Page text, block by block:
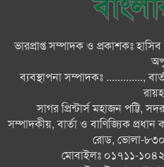
ভারত জুলাই
জাতিসংঘে
জুলাইয়ে
ভারপ্রাপ্ত সম্পাদক ও প্রকাশকঃ
ব্যবস্থাপনা সম্পাদকঃ .............,
সাগর প্রিন্টার্স মহাজন পট্টি,
সম্পাদকীয়, বার্তা ও বাণিজ্যিক
রোড, ভোলা-
মোবাইলঃ ০১৭১১-